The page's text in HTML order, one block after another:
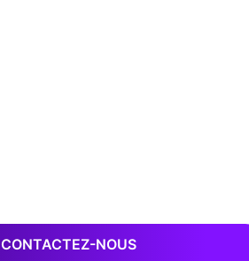
CONTACTEZ-NOUS